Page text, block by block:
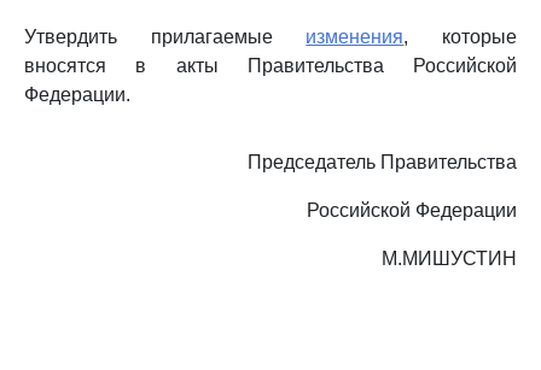
Утвердить прилагаемые изменения, которые
вносятся в акты Правительства Российской
Федерации.
Председатель Правительства
Российской Федерации
М.МИШУСТИН